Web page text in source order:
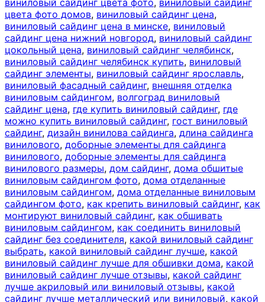
цвета фото домов, виниловый сайдинг цена,
виниловый сайдинг цена в минске, виниловый
сайдинг цена нижний новгород, виниловый сайдинг
цокольный цена, виниловый сайдинг челябинск,
виниловый сайдинг челябинск купить, виниловый
сайдинг элементы, виниловый сайдинг ярославль,
виниловый фасадный сайдинг, внешняя отделка
виниловым сайдингом, волгоград виниловый
сайдинг цена, где купить виниловый сайдинг, где
можно купить виниловый сайдинг, гост виниловый
сайдинг, дизайн винилова сайдинга, длина сайдинга
винилового, доборные элементы для сайдинга
винилового, доборные элементы для сайдинга
винилового размеры, дом сайдинг, дома обшитые
виниловым сайдингом фото, дома отделанные
виниловым сайдингом, дома отделанные виниловым
сайдингом фото, как крепить виниловый сайдинг, как
монтируют виниловый сайдинг, как обшивать
виниловым сайдингом, как соединить виниловый
сайдинг без соединителя, какой виниловый сайдинг
выбрать, какой виниловый сайдинг лучше, какой
виниловый сайдинг лучше для обшивки дома, какой
виниловый сайдинг лучше отзывы, какой сайдинг
лучше акриловый или виниловый отзывы, какой
сайдинг лучше металлический или виниловый, какой